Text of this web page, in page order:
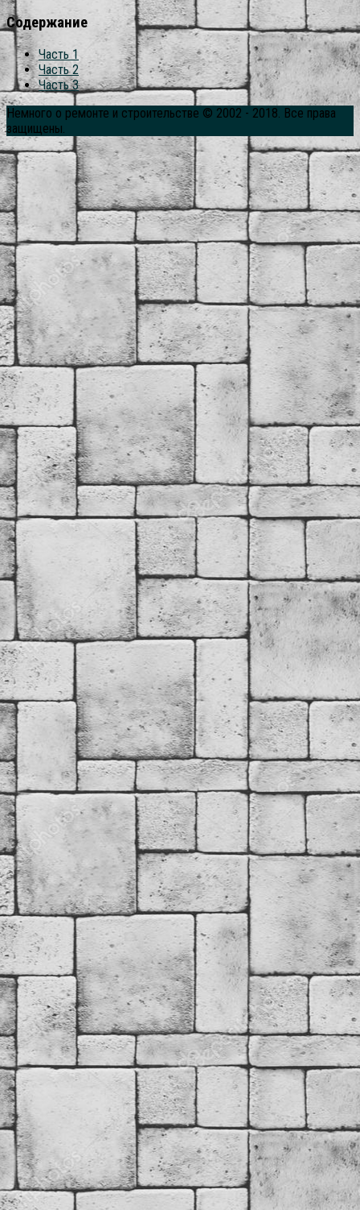
Содержание
Часть 1
Часть 2
Часть 3
Немного о ремонте и строительстве © 2002 - 2018. Все права
защищены.